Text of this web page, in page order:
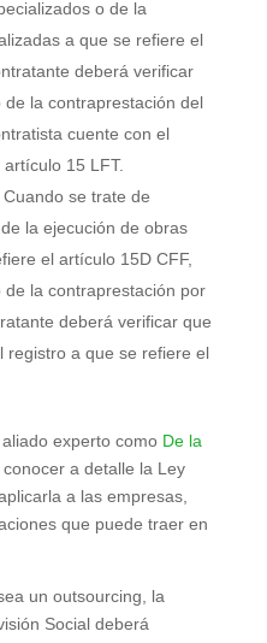
o de la
a que se refiere el
deberá verificar
la contraprestación del
cuente con el
15 LFT.
se trate de
la ejecución de obras
el artículo 15D CFF,
la contraprestación por
deberá verificar que
registro a que se refiere el
experto como De la
a detalle la Ley
a las empresas,
que puede traer en
un outsourcing, la
Social deberá